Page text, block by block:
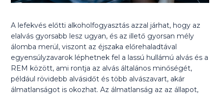
A lefekvés előtti alkoholfogyasztás azzal járhat, hogy az
elalvás gyorsabb lesz ugyan, és az illető gyorsan mély
álomba merül, viszont az éjszaka előrehaladtával
egyensúlyzavarok léphetnek fel a lassú hullámú alvás és a
REM között, ami rontja az alvás általános minőségét,
például rövidebb alvásidőt és több alvászavart, akár
álmatlanságot is okozhat. Az álmatlanság az az állapot,